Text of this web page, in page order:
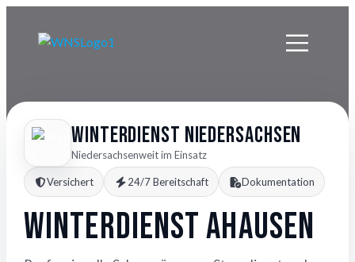
Winterdienst Niedersachsen
Niedersachsenweit im Einsatz
Versichert 24/7 Bereitschaft Dokumentation
Winterdienst Ahausen